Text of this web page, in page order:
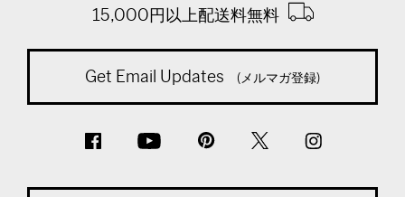
15,000円以上配送料無料
Get Email Updates (メルマガ登録)